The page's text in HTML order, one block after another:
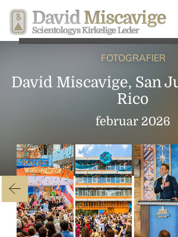
David Miscavige
Scientologys Kirkelige Leder
FOTOGRAFIER
David Miscavige, San
Rico
februar 2026